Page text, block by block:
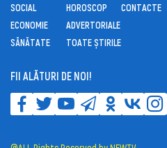
SOCIAL
ECONOMIE
SĂNĂTATE
HOROSCOP
ADVERTORIALE
TOATE ȘTIRILE
CONTACTE
FII ALĂTURI DE NOI!